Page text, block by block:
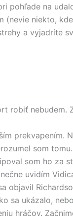
pohľade na
(nevie niekto,
a vyjadríte
robiť nebudem.
prekvapením.
som
som ho za
uvidím
objavil
sa ukázalo,
hráčov.